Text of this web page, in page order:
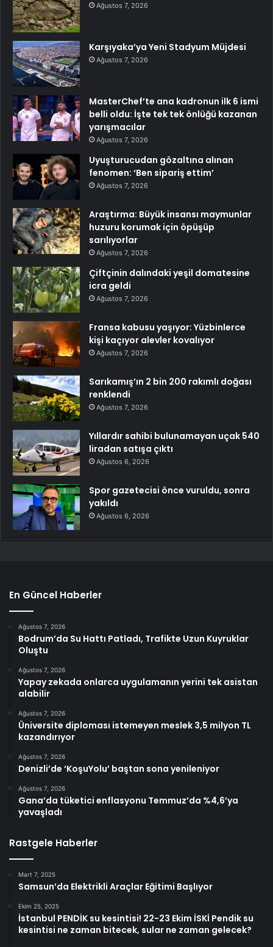
Ağustos 7, 2026
Karşıyaka’ya Yeni Stadyum Müjdesi
Ağustos 7, 2026
MasterChef’te ana kadronun ilk 6 ismi
belli oldu: İşte tek tek önlüğü kazanan
yarışmacılar
Ağustos 7, 2026
Uyuşturucudan gözaltına alınan
fenomen: ‘Ben sipariş ettim’
Ağustos 7, 2026
Araştırma: Büyük insansı maymunlar
huzuru korumak için öpüşüp
sarılıyorlar
Ağustos 7, 2026
Çiftçinin dalındaki yeşil domatesine
icra geldi
Ağustos 7, 2026
Fransa kabusu yaşıyor: Yüzbinlerce
kişi kaçıyor alevler kovalıyor
Ağustos 7, 2026
Sarıkamış’ın 2 bin 200 rakımlı doğası
renklendi
Ağustos 7, 2026
Yıllardır sahibi bulunamayan uçak 540
liradan satışa çıktı
Ağustos 6, 2026
Spor gazetecisi önce vuruldu, sonra
yakıldı
Ağustos 6, 2026
En Güncel Haberler
Ağustos 7, 2026
Bodrum’da Su Hattı Patladı, Trafikte Uzun Kuyruklar
Oluştu
Ağustos 7, 2026
Yapay zekada onlarca uygulamanın yerini tek asistan
alabilir
Ağustos 7, 2026
Üniversite diploması istemeyen meslek 3,5 milyon TL
kazandırıyor
Ağustos 7, 2026
Denizli’de ‘KoşuYolu’ baştan sona yenileniyor
Ağustos 7, 2026
Gana’da tüketici enflasyonu Temmuz’da %4,6’ya
yavaşladı
Rastgele Haberler
Mart 7, 2025
Samsun’da Elektrikli Araçlar Eğitimi Başlıyor
Ekim 25, 2025
İstanbul PENDİK su kesintisi! 22-23 Ekim İSKİ Pendik su
kesintisi ne zaman bitecek, sular ne zaman gelecek?